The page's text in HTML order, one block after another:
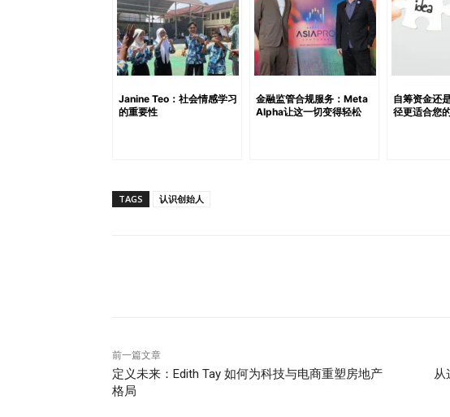
今，Q.Coaching 已培训了 7 个班次、超过 60 位专业人士——
中一些已成为各自领域的全职教练。我为他们感到非常自豪。
领导力与团队管理。近期，我们即将推出全新服务：“人生传
Janine Teo：社会情感学习
的重要性
金融监管合规服务：Meta
Alpha让这一切变得轻松
自筹资金还
径更适合您
TAGS 认识创始人
前一篇文章
定义未来：Edith Tay 如何为科技与电商重塑房地产
格局
从